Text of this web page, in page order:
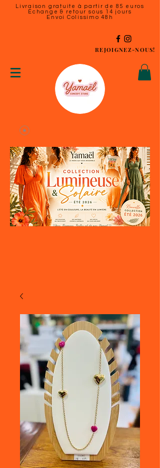
Livraison gratuite à partir de 85 euros
Échange & retour sous 14 jours
Envoi Colissimo 48h
REJOIGNEZ-NOUS!